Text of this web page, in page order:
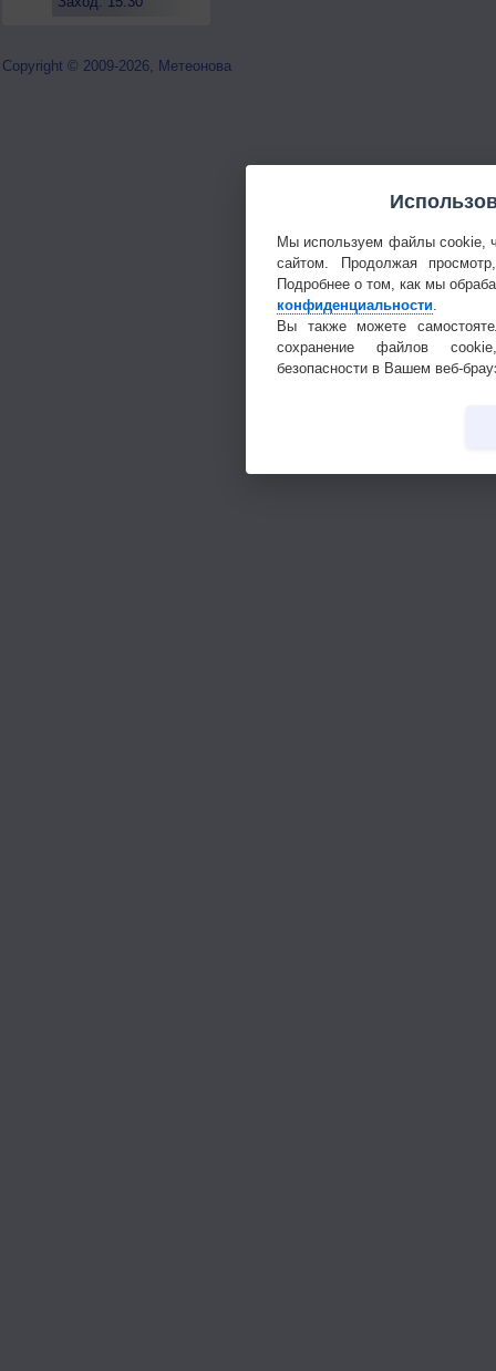
Copyright © 2009-2026, Метеонова
Мы используем файлы cookie,
сайтом. Продолжая
Подробнее о том, как мы
конфиденциальности
Вы также можете
сохранение файлов
безопасности в Вашем веб-